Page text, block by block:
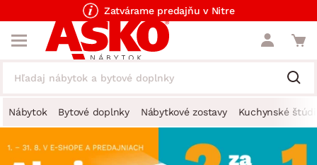
Zatvárame predajňu v Nitre
Nábytok Bytové doplnky Nábytkové zostavy Kuchynské